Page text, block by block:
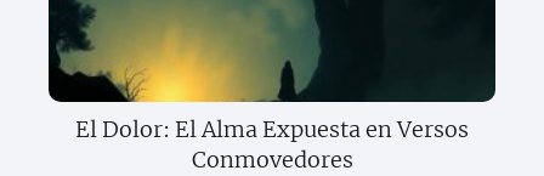
El Dolor: El Alma Expuesta en Versos
Conmovedores